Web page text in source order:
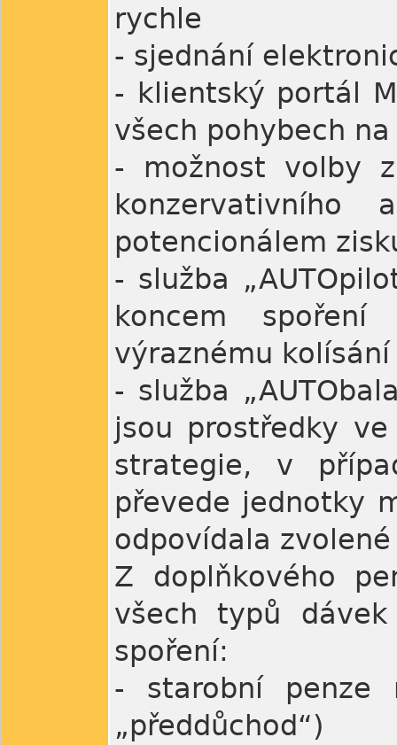
rychle
- sjednání
- klientský portál
všech pohybech
- možnost volby
potencionálem
- služba
koncem
výraznému
- služba
jsou prostředky
strategie, v
převede jednotky
odpovídala
Z doplňkového
všech typů
spoření:
- starobní penze
„předdůchod“)